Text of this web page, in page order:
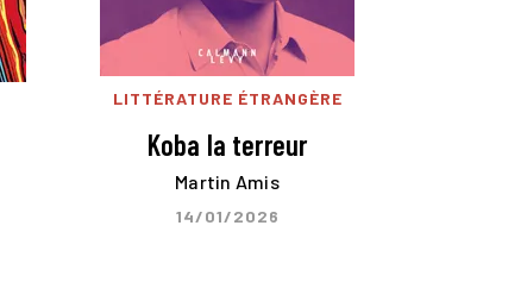
LITTÉRATURE ÉTRANGÈRE
Koba la terreur
Martin Amis
14/01/2026